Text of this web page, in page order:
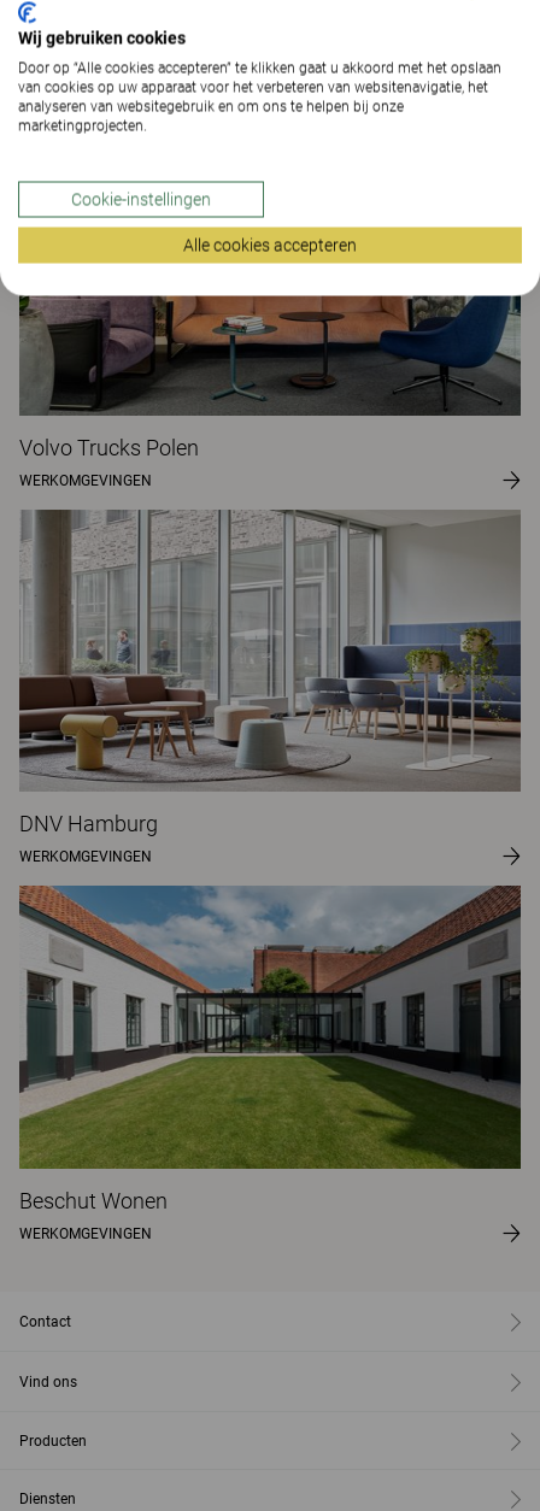
gebeitst berken. Andere beitskleuren zijn optioneel.
Projecten
Volvo Trucks Polen
WERKOMGEVINGEN
DNV Hamburg
WERKOMGEVINGEN
Beschut Wonen
WERKOMGEVINGEN
Contact
Vind ons
Producten
Diensten
Wij gebruiken cookies
Door op “Alle cookies accepteren” te klikken gaat u akkoord met het opslaan
van cookies op uw apparaat voor het verbeteren van websitenavigatie, het
analyseren van websitegebruik en om ons te helpen bij onze
marketingprojecten.
Cookie-instellingen
Alle cookies accepteren